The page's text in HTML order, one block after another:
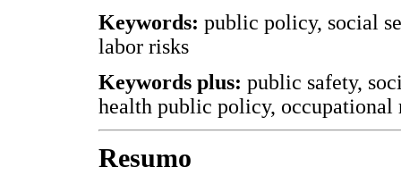
Keywords: public policy, social
labor risks
Keywords plus: public safety,
health public policy, occupational
Resumo